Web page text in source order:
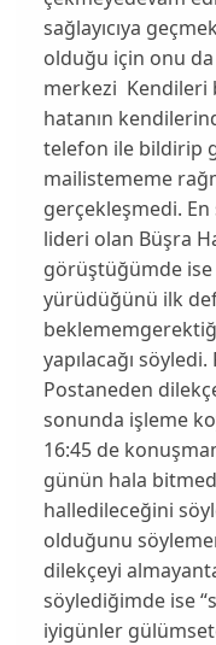
sağlayıcıya
olduğu için onu da
merkezi Kendileri
hatanın
telefon ile bildirip
mailistememe
gerçekleşmedi.
lideri olan Büşra
görüştüğümde
yürüdüğünü ilk
yapılacağı söyledi.
Postaneden
sonunda işleme
16:45 de
günün hala
halledileceğini
olduğunu
dilekçeyi
söylediğimde ise
iyigünler